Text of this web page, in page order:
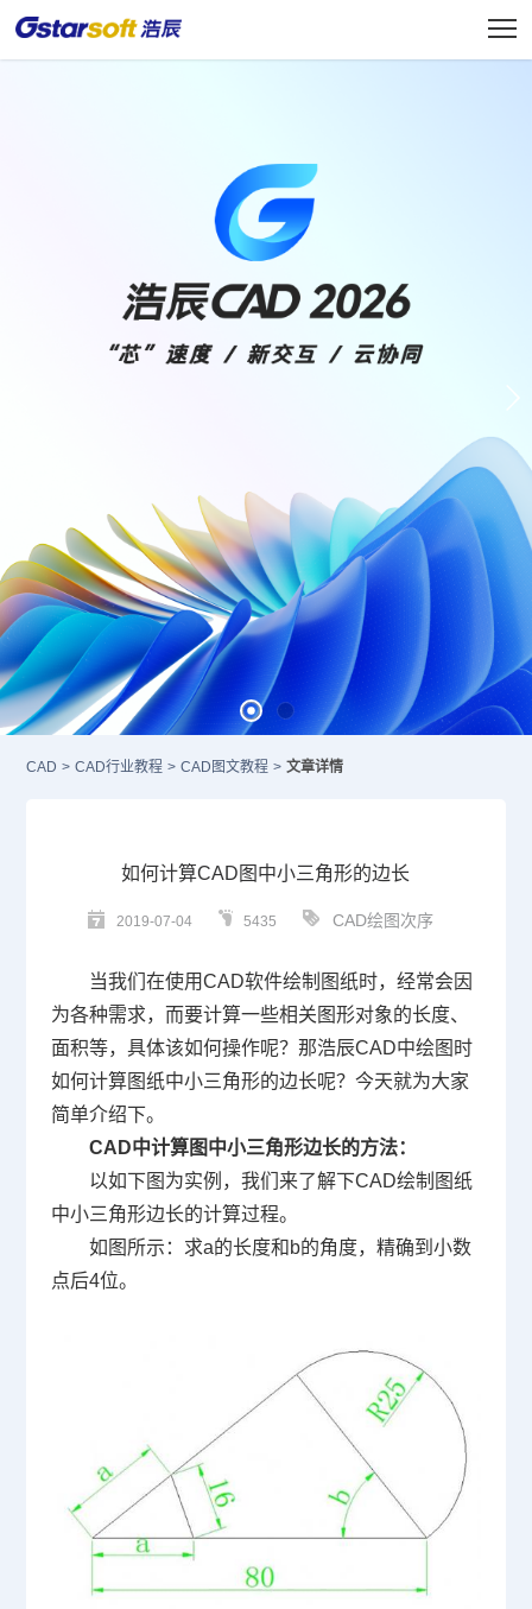
CAD > CAD行业教程 > CAD图文教程 > 文章详情
如何计算CAD图中小三角形的边长
2019-07-04 5435 CAD绘图次序
当我们在使用CAD软件绘制图纸时，经常会因
为各种需求，而要计算一些相关图形对象的长度、
面积等，具体该如何操作呢？那浩辰CAD中绘图时
如何计算图纸中小三角形的边长呢？今天就为大家
简单介绍下。
CAD中计算图中小三角形边长的方法：
以如下图为实例，我们来了解下CAD绘制图纸
中小三角形边长的计算过程。
如图所示：求a的长度和 b的角度，精确到小数
点后4位。